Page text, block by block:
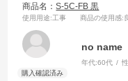
商品名：S-5C-FB 黒
使用用途:工事 商品の使用感:
no name
年代:60代